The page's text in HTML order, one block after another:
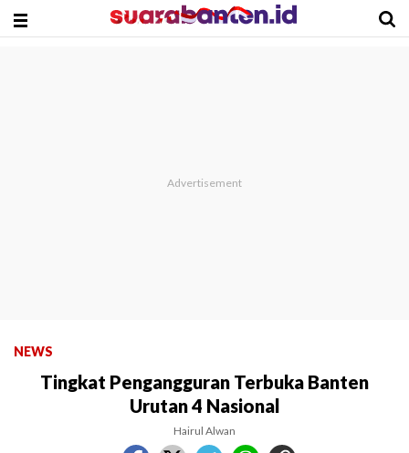
NEWS
Tingkat Pengangguran Terbuka Banten
Urutan 4 Nasional
Hairul Alwan